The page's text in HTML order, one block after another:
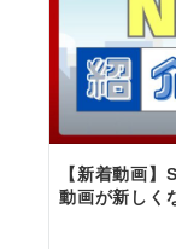
【新着動画
動画が新しく